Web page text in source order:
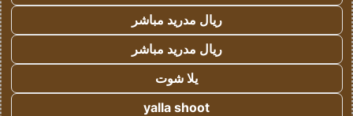
ريال مدريد مباشر
ريال مدريد مباشر
يلا شوت
yalla shoot